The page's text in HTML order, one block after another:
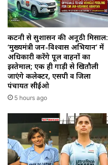
कटनी से सुशासन की अनूठी मिसाल:
‘मुख्यमंत्री जन-विश्वास अभियान’ में
अधिकारी करेंगे पूल वाहनों का
इस्तेमाल; एक ही गाड़ी से खितौली
जाएंगे कलेक्टर, एसपी व जिला
पंचायत सीईओ
5 hours ago